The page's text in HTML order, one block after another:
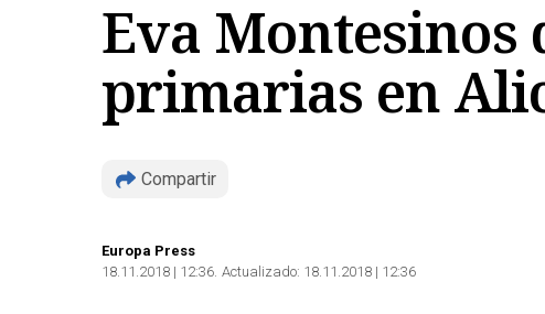
Eva Montesinos
primarias en
Compartir
Europa Press
18.11.2018 | 12:36 Actualizado: 18.11.2018 | 12:36